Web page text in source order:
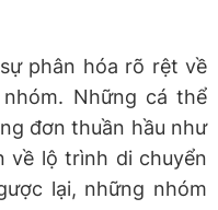
phân hóa rõ rệt về
Những cá thể
đơn thuần hầu như
về lộ trình di chuyển
lại, những nhóm